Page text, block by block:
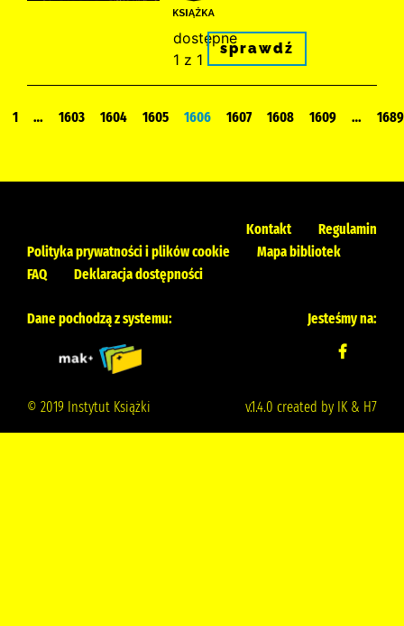
dostępne
1 z 1
sprawdź
1 … 1603 1604 1605 1606 1607 1608 1609 … 1689
Kontakt
Regulamin
Polityka prywatności i plików cookie
Mapa bibliotek
FAQ
Deklaracja dostępności
Dane pochodzą z systemu: Jesteśmy na:
© 2019 Instytut Książki v.1.4.0 created by IK & H7